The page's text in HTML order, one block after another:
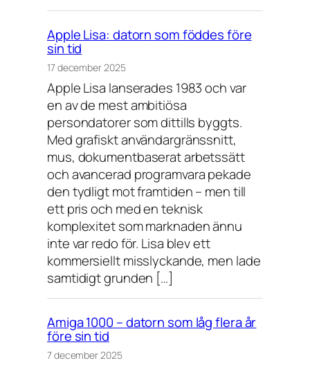
Apple Lisa: datorn som föddes före
sin tid
17 december 2025
Apple Lisa lanserades 1983 och var
en av de mest ambitiösa
persondatorer som dittills byggts.
Med grafiskt användargränssnitt,
mus, dokumentbaserat arbetssätt
och avancerad programvara pekade
den tydligt mot framtiden – men till
ett pris och med en teknisk
komplexitet som marknaden ännu
inte var redo för. Lisa blev ett
kommersiellt misslyckande, men lade
samtidigt grunden […]
Amiga 1000 – datorn som låg flera år
före sin tid
7 december 2025